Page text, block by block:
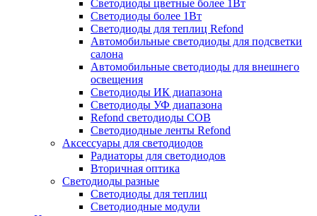
Светодиоды цветные более 1Вт
Светодиоды более 1Вт
Светодиоды для теплиц Refond
Автомобильные светодиоды для подсветки
салона
Автомобильные светодиоды для внешнего
освещения
Светодиоды ИК диапазона
Светодиоды УФ диапазона
Refond светодиоды COB
Светодиодные ленты Refond
Аксессуары для светодиодов
Радиаторы для светодиодов
Вторичная оптика
Светодиоды разные
Светодиоды для теплиц
Светодиодные модули